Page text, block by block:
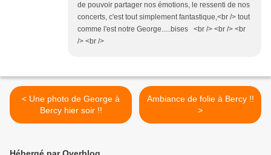
de pouvoir partager nos émotions, le ressenti de nos
concerts, c'est tout simplement fantastique,<br /> tout
comme l'est notre George.....bises <br /> <br /> <br
/> <br />
< Une photo de George à
Bercy hier soir !!
Ambiance de folie à Bercy !!
>